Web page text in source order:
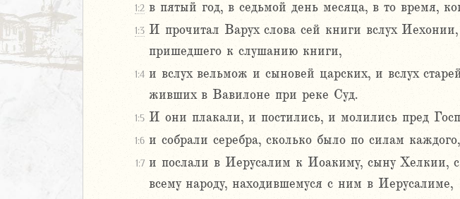
1:2 в пятый год, в седьмой день месяца, в то время,
1:3 И прочитал Варух слова сей книги вслух
пришедшего к слушанию книги,
1:4 и вслух вельмож и сыновей царских, и вслух
живших в Вавилоне при реке Суд.
1:5 И они плакали, и постились, и молились пред
1:6 и собрали серебра, сколько было по силам каждого,
1:7 и послали в Иерусалим к Иоакиму, сыну Хелкии,
всему народу, находившемуся с ним в Иерусалиме,